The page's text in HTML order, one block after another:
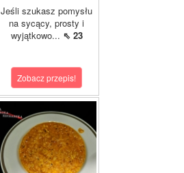
Jeśli szukasz pomysłu
na sycący, prosty i
wyjątkowo... ⇖ 23
Zobacz przepis!